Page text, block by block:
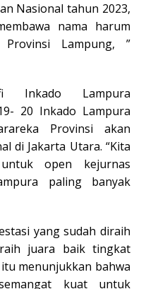
Nasional tahun 2023,
nama harum
Lampung, ”
Inkado Lampura
20 Inkado Lampura
Provinsi akan
di Jakarta Utara. “Kita
open kejurnas
paling banyak
yang sudah diraih
juara baik tingkat
menunjukkan bahwa
kuat untuk